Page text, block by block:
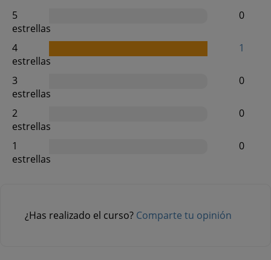
5
estrellas
0
4
estrellas
1
3
estrellas
0
2
estrellas
0
1
estrellas
0
¿Has realizado el curso? Comparte tu opinión